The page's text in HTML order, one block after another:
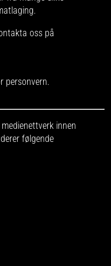
oss på
personvern.
innen
følgende